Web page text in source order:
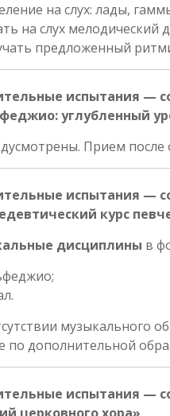
на слух: лады,
на слух мелодический
предложенный
испытания —
углубленный
Прием после
испытания —
курс
дисциплины в
музыкального
по дополнительной
испытания —